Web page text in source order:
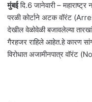
मुंबईदि.6 जानेवारी – महाराष्ट्र
परळी कोर्टाने अटक वॉरंट
देखील वेळोवेळी बजावलेल्या
गैरहजर राहिले आहेत.हे कारण
विरोधात अजामीनपात्र